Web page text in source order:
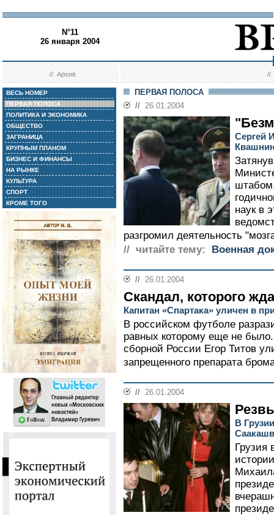
N°11
26 января 2004
//Архив //
ВЕСЬ НОМЕР
ПЕРВАЯ ПОЛОСА
ПОЛИТИКА И ЭКОНОМИКА
ОБЩЕСТВО
ЗАГРАНИЦА
КРУПНЫМ ПЛАНОМ
БИЗНЕС И ФИНАНСЫ
НА РЫНКЕ
КУЛЬТУРА
СПОРТ
КРОМЕ ТОГО
ПЕРВАЯ ПОЛОСА
// 26.01.2004
Сергей
наук в
разгромил деятельность
// читайте тему:
Военная
// 26.01.2004
Скандал, которого
Капитан «Спартака» уличен в
В российском футболе
равных которому еще не
сборной России Егор Титов
запрещенного препарата
// 26.01.2004
В
Грузия